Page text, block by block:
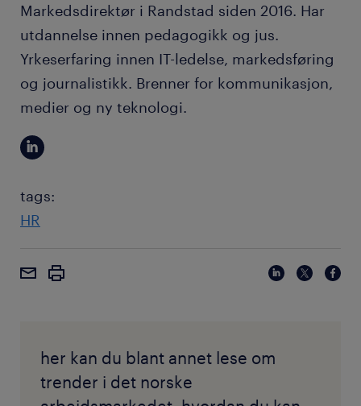
Markedsdirektør i Randstad siden 2016. Har
utdannelse innen pedagogikk og jus.
Yrkeserfaring innen IT-ledelse, markedsføring
og journalistikk. Brenner for kommunikasjon,
medier og ny teknologi.
tags:
HR
her kan du blant annet lese om
trender i det norske